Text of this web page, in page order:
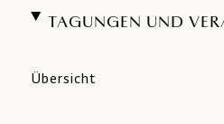
TAGUNGEN UND
Übersicht